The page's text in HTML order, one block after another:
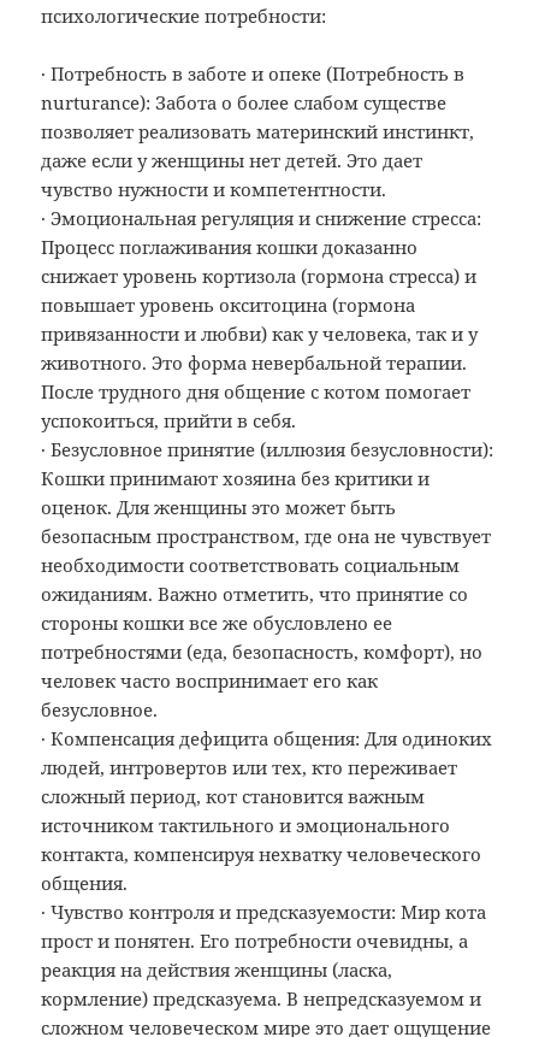
психологические потребности:
· Потребность в заботе и опеке (Потребность в
nurturance): Забота о более слабом существе
позволяет реализовать материнский инстинкт,
даже если у женщины нет детей. Это дает
чувство нужности и компетентности.
· Эмоциональная регуляция и снижение стресса:
Процесс поглаживания кошки доказанно
снижает уровень кортизола (гормона стресса) и
повышает уровень окситоцина (гормона
привязанности и любви) как у человека, так и у
животного. Это форма невербальной терапии.
После трудного дня общение с котом помогает
успокоиться, прийти в себя.
· Безусловное принятие (иллюзия безусловности):
Кошки принимают хозяина без критики и
оценок. Для женщины это может быть
безопасным пространством, где она не чувствует
необходимости соответствовать социальным
ожиданиям. Важно отметить, что принятие со
стороны кошки все же обусловлено ее
потребностями (еда, безопасность, комфорт), но
человек часто воспринимает его как
безусловное.
· Компенсация дефицита общения: Для одиноких
людей, интровертов или тех, кто переживает
сложный период, кот становится важным
источником тактильного и эмоционального
контакта, компенсируя нехватку человеческого
общения.
· Чувство контроля и предсказуемости: Мир кота
прост и понятен. Его потребности очевидны, а
реакция на действия женщины (ласка,
кормление) предсказуема. В непредсказуемом и
сложном человеческом мире это дает ощущение